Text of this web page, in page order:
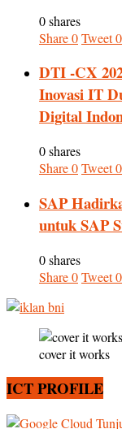
0 shares
Share0Tweet0
DTI -CX
Inovasi IT
Digital
0 shares
Share0Tweet0
SAP
untuk SAP
0 shares
Share0Tweet0
cover it works
ICT PROFILE